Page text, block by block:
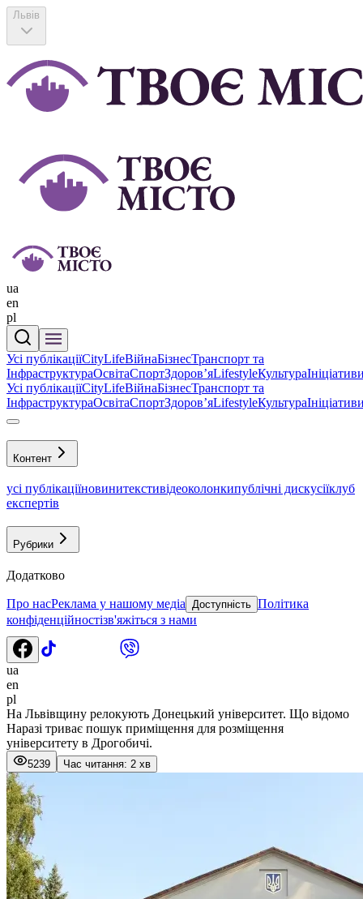
Львів
ua
en
pl
Усі публікаціїCityLifeВійнаБізнесТранспорт та
ІнфраструктураОсвітаСпортЗдоровʼяLifestyleКультура
Усі публікаціїCityLifeВійнаБізнесТранспорт та
ІнфраструктураОсвітаСпортЗдоровʼяLifestyleКультура
Контент
усі публікаціїновинитекстивідеоколонкипублічні дискусіїклуб
експертів
Рубрики
Додатково
Про насРеклама у нашому медіа Доступність Політика
конфіденційностізв'яжіться з нами
ua
en
pl
На Львівщину релокують Донецький університет. Що відомо
Наразі триває пошук приміщення для розміщення
університету в Дрогобичі.
5239 Час читання: 2 хв